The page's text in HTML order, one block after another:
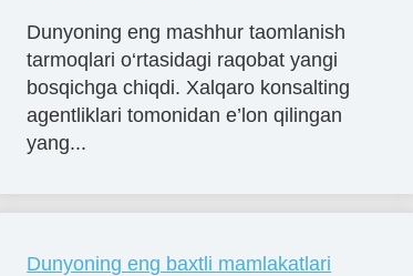
Dunyoning eng mashhur taomlanish
tarmoqlari o‘rtasidagi raqobat yangi
bosqichga chiqdi. Xalqaro konsalting
agentliklari tomonidan e’lon qilingan
yang...
Dunyoning eng baxtli mamlakatlari